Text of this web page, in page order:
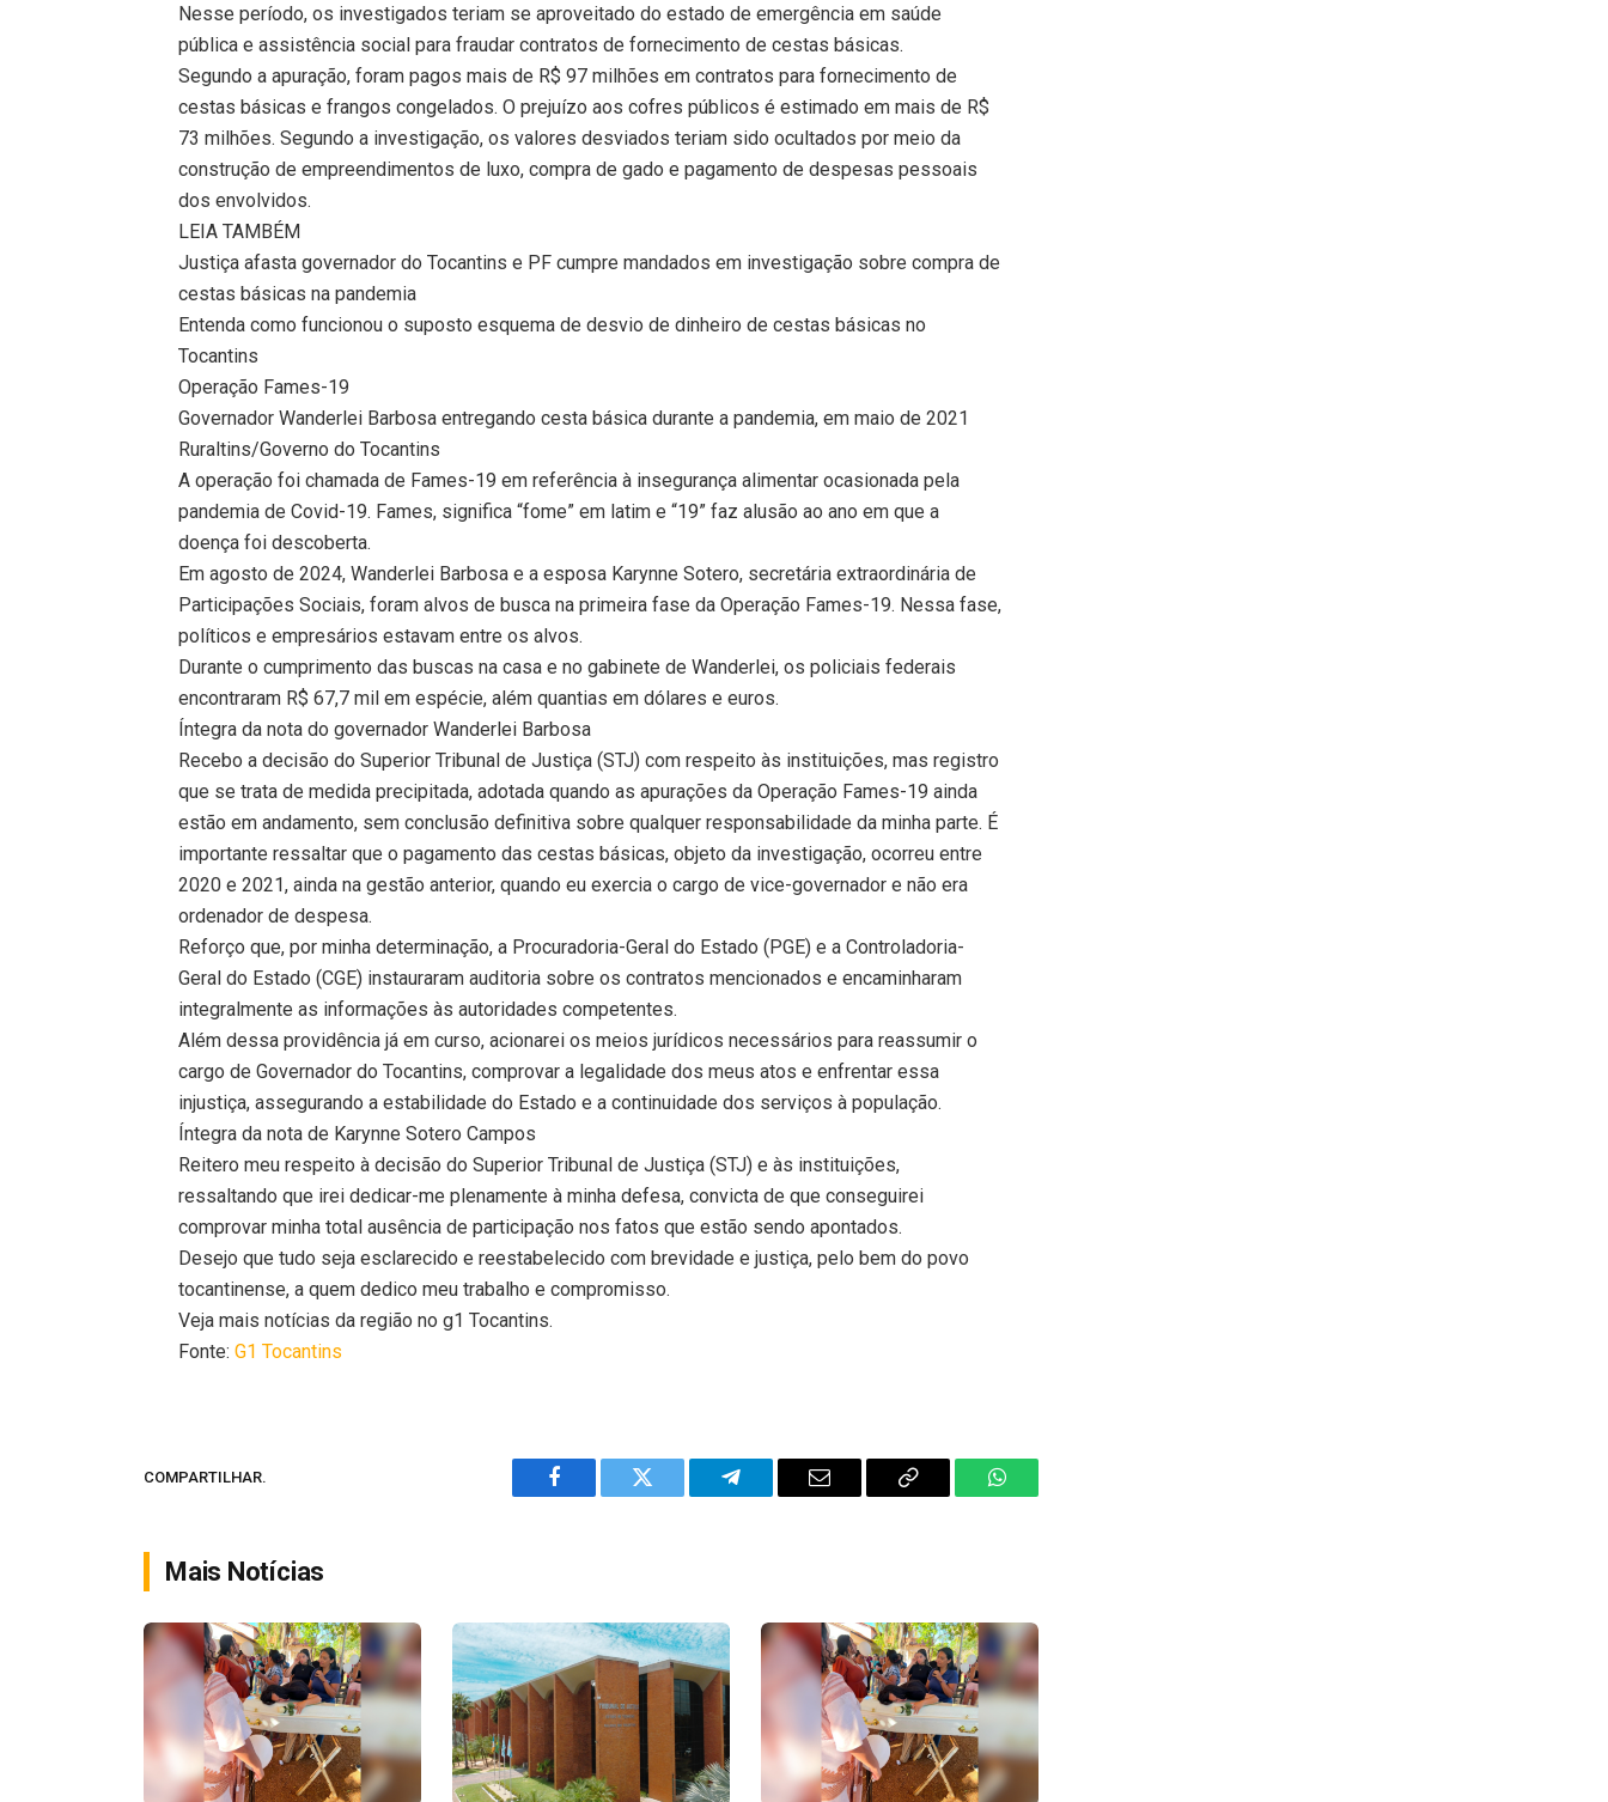
Nesse período, os investigados teriam se aproveitado do estado de emergência em saúde
pública e assistência social para fraudar contratos de fornecimento de cestas básicas.
Segundo a apuração, foram pagos mais de R$ 97 milhões em contratos para fornecimento de
cestas básicas e frangos congelados. O prejuízo aos cofres públicos é estimado em mais de R$
73 milhões. Segundo a investigação, os valores desviados teriam sido ocultados por meio da
construção de empreendimentos de luxo, compra de gado e pagamento de despesas pessoais
dos envolvidos.
LEIA TAMBÉM
Justiça afasta governador do Tocantins e PF cumpre mandados em investigação sobre compra de
cestas básicas na pandemia
Entenda como funcionou o suposto esquema de desvio de dinheiro de cestas básicas no
Tocantins
Operação Fames-19
Governador Wanderlei Barbosa entregando cesta básica durante a pandemia, em maio de 2021
Ruraltins/Governo do Tocantins
A operação foi chamada de Fames-19 em referência à insegurança alimentar ocasionada pela
pandemia de Covid-19. Fames, significa “fome” em latim e “19” faz alusão ao ano em que a
doença foi descoberta.
Em agosto de 2024, Wanderlei Barbosa e a esposa Karynne Sotero, secretária extraordinária de
Participações Sociais, foram alvos de busca na primeira fase da Operação Fames-19. Nessa fase,
políticos e empresários estavam entre os alvos.
Durante o cumprimento das buscas na casa e no gabinete de Wanderlei, os policiais federais
encontraram R$ 67,7 mil em espécie, além quantias em dólares e euros.
Íntegra da nota do governador Wanderlei Barbosa
Recebo a decisão do Superior Tribunal de Justiça (STJ) com respeito às instituições, mas registro
que se trata de medida precipitada, adotada quando as apurações da Operação Fames-19 ainda
estão em andamento, sem conclusão definitiva sobre qualquer responsabilidade da minha parte. É
importante ressaltar que o pagamento das cestas básicas, objeto da investigação, ocorreu entre
2020 e 2021, ainda na gestão anterior, quando eu exercia o cargo de vice-governador e não era
ordenador de despesa.
Reforço que, por minha determinação, a Procuradoria-Geral do Estado (PGE) e a Controladoria-
Geral do Estado (CGE) instauraram auditoria sobre os contratos mencionados e encaminharam
integralmente as informações às autoridades competentes.
Além dessa providência já em curso, acionarei os meios jurídicos necessários para reassumir o
cargo de Governador do Tocantins, comprovar a legalidade dos meus atos e enfrentar essa
injustiça, assegurando a estabilidade do Estado e a continuidade dos serviços à população.
Íntegra da nota de Karynne Sotero Campos
Reitero meu respeito à decisão do Superior Tribunal de Justiça (STJ) e às instituições,
ressaltando que irei dedicar-me plenamente à minha defesa, convicta de que conseguirei
comprovar minha total ausência de participação nos fatos que estão sendo apontados.
Desejo que tudo seja esclarecido e reestabelecido com brevidade e justiça, pelo bem do povo
tocantinense, a quem dedico meu trabalho e compromisso.
Veja mais notícias da região no g1 Tocantins.
Fonte:G1 Tocantins
COMPARTILHAR.
Facebook Twitter Telegram Email
Copy
WhatsApp
Mais Notícias